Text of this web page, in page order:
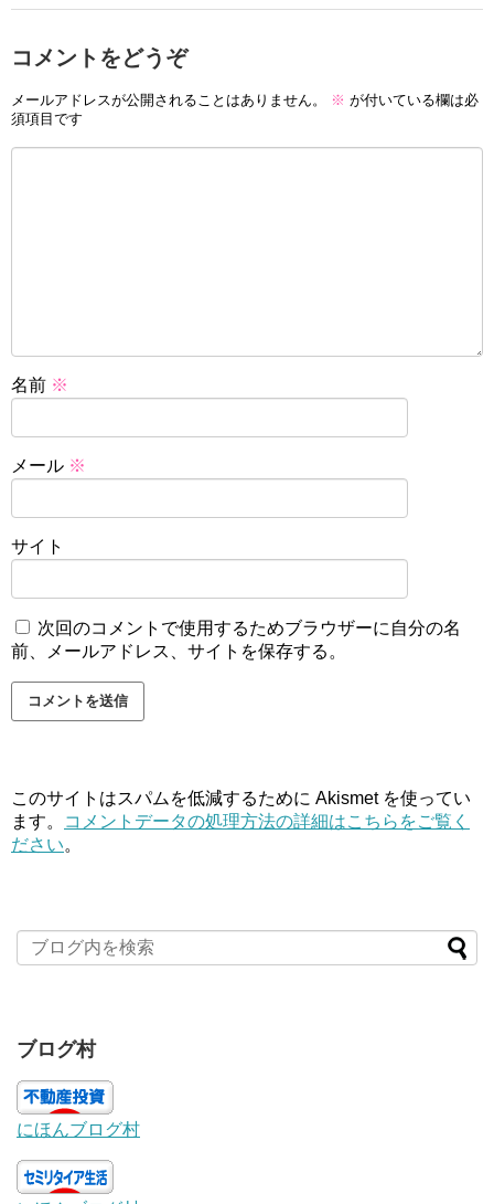
コメントをどうぞ
メールアドレスが公開されることはありません。 ※ が付いている欄は必
須項目です
名前 ※
メール ※
サイト
次回のコメントで使用するためブラウザーに自分の名
前、メールアドレス、サイトを保存する。
このサイトはスパムを低減するために Akismet を使ってい
ます。
コメントデータの処理方法の詳細はこちらをご覧く
ださい。
ブログ村
にほんブログ村